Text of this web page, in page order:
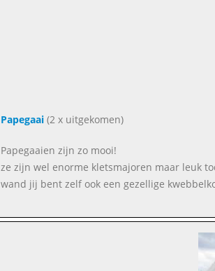
Papegaai(2 x uitgekomen)
Papegaaien zijn zo mooi!
ze zijn wel enorme kletsmajoren maar leuk
wand jij bent zelf ook een gezellige